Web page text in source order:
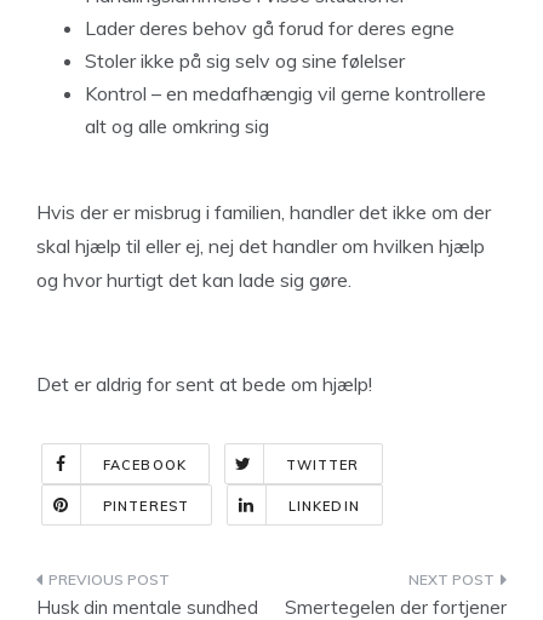
Lader deres behov gå forud for deres egne
Stoler ikke på sig selv og sine følelser
Kontrol – en medafhængig vil gerne kontrollere
alt og alle omkring sig
Hvis der er misbrug i familien, handler det ikke om der
skal hjælp til eller ej, nej det handler om hvilken hjælp
og hvor hurtigt det kan lade sig gøre.
Det er aldrig for sent at bede om hjælp!
FACEBOOK TWITTER
PINTEREST LINKEDIN
Indlægsnavigation
Husk din mentale sundhed
Smertegelen der fortjener